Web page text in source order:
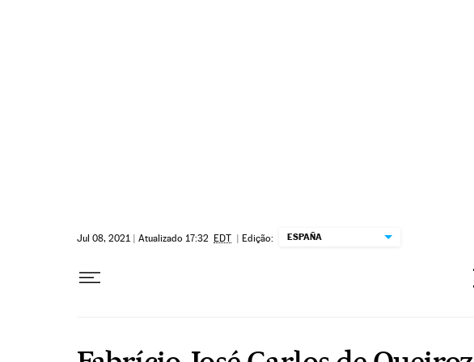
Jul 08, 2021 | Atualizado 17:32 EDT | Edição: ESPAÑA